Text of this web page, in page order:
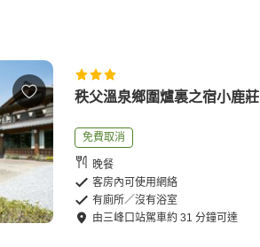
秩父溫泉鄉圍爐裏之宿小鹿莊
免費取消
晚餐
客房內可使用網絡
有廁所／沒有浴室
由三峰口站駕車約31 分鐘可達